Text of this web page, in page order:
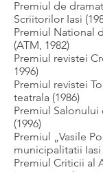
Premiul de
Scriitorilor Iasi
Premiul National
(ATM, 1982)
Premiul revistei
1996)
Premiul revistei
teatrala (1986)
Premiul Salonului
(1996)
Premiul „Vasile
municipalitatii Iasi
Premiul Criticii al